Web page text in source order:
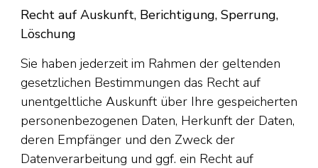
Recht auf Auskunft, Berichtigung, Sperrung,
Löschung
Sie haben jederzeit im Rahmen der geltenden
gesetzlichen Bestimmungen das Recht auf
unentgeltliche Auskunft über Ihre gespeicherten
personenbezogenen Daten, Herkunft der Daten,
deren Empfänger und den Zweck der
Datenverarbeitung und ggf. ein Recht auf